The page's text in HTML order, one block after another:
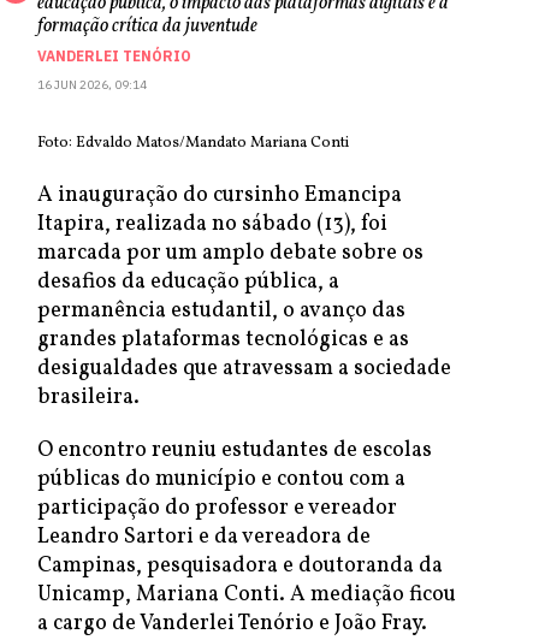
formação crítica da juventude
VANDERLEI TENÓRIO
16 JUN 2026, 09:14
Foto: Edvaldo Matos/Mandato Mariana Conti
A inauguração do cursinho Emancipa
Itapira, realizada no sábado (13), foi
marcada por um amplo debate sobre os
desafios da educação pública, a
permanência estudantil, o avanço das
grandes plataformas tecnológicas e as
desigualdades que atravessam a sociedade
brasileira.
O encontro reuniu estudantes de escolas
públicas do município e contou com a
participação do professor e vereador
Leandro Sartori e da vereadora de
Campinas, pesquisadora e doutoranda da
Unicamp, Mariana Conti. A mediação ficou
a cargo de Vanderlei Tenório e João Fray.